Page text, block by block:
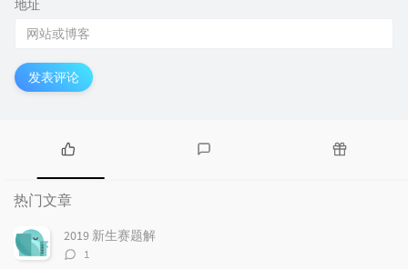
地址
发表评论
热
门
文
章
热门文章
2019 新生赛题解
评1